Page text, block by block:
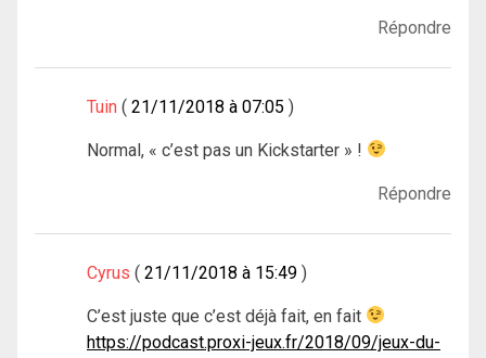
Répondre
Tuin 21/11/2018 à 07:05
Normal, « c’est pas un Kickstarter » !
Répondre
Cyrus 21/11/2018 à 15:49
C’est juste que c’est déjà fait, en fait
https://podcast.proxi-jeux.fr/2018/09/jeux-du-